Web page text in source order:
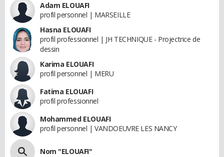
Adam ELOUAFI
profil personnel | MARSEILLE
Hasna ELOUAFI
profil professionnel | JH TECHNIQUE - Projectrice de
dessin
Karima ELOUAFI
profil personnel | MERU
Fatima ELOUAFI
profil professionnel
Mohammed ELOUAFI
profil personnel | VANDOEUVRE LES NANCY
Nom "ELOUAFI"